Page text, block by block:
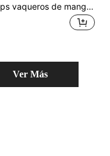
DAZY Tops vaqueros de manga corta holgados con cuello redondo, dobladillo con volantes y lavado para niñas en verano
Ver Más